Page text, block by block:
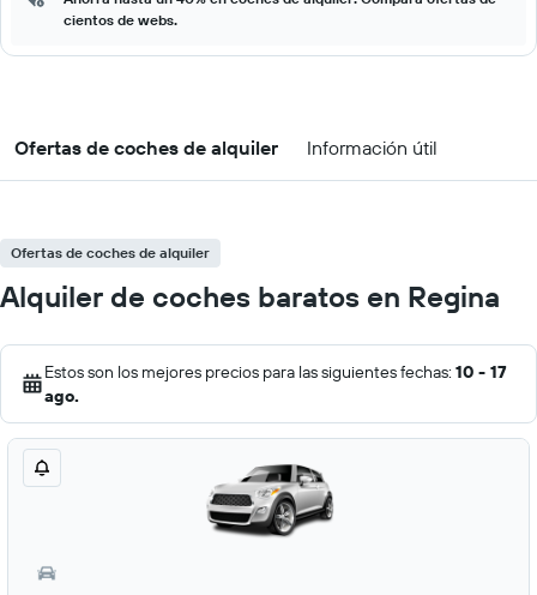
cientos de webs.
Ofertas de coches de alquiler Información útil
Ofertas de coches de alquiler
Alquiler de coches baratos en Regina
Estos son los mejores precios para las siguientes fechas: 10 - 17
ago.